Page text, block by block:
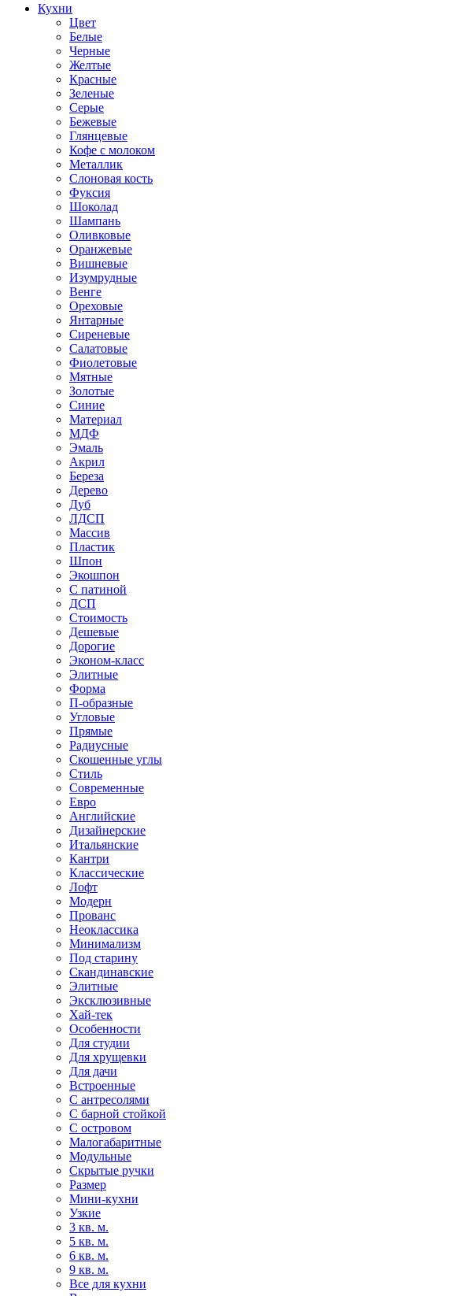
Кухни
Цвет
Белые
Черные
Желтые
Красные
Зеленые
Серые
Бежевые
Глянцевые
Кофе с молоком
Металлик
Слоновая кость
Фуксия
Шоколад
Шампань
Оливковые
Оранжевые
Вишневые
Изумрудные
Венге
Ореховые
Янтарные
Сиреневые
Салатовые
Фиолетовые
Мятные
Золотые
Синие
Материал
МДФ
Эмаль
Акрил
Береза
Дерево
Дуб
ЛДСП
Массив
Пластик
Шпон
Экошпон
С патиной
ДСП
Стоимость
Дешевые
Дорогие
Эконом-класс
Элитные
Форма
П-образные
Угловые
Прямые
Радиусные
Скошенные углы
Стиль
Современные
Евро
Английские
Дизайнерские
Итальянские
Кантри
Классические
Лофт
Модерн
Прованс
Неоклассика
Минимализм
Под старину
Скандинавские
Элитные
Эксклюзивные
Хай-тек
Особенности
Для студии
Для хрущевки
Для дачи
Встроенные
С антресолями
С барной стойкой
С островом
Малогабаритные
Модульные
Скрытые ручки
Размер
Мини-кухни
Узкие
3 кв. м.
5 кв. м.
6 кв. м.
9 кв. м.
Все для кухни